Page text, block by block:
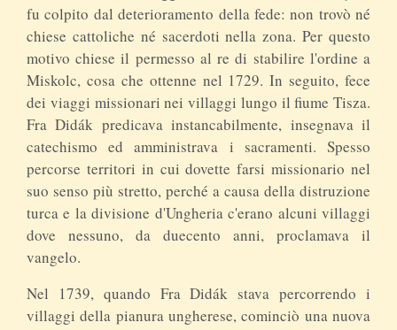
fu colpito dal deterioramento della fede: non trovò né
chiese cattoliche né sacerdoti nella zona. Per questo
motivo chiese il permesso al re di stabilire l'ordine a
Miskolc, cosa che ottenne nel 1729. In seguito, fece
dei viaggi missionari nei villaggi lungo il fiume Tisza.
Fra Didák predicava instancabilmente, insegnava il
catechismo ed amministrava i sacramenti. Spesso
percorse territori in cui dovette farsi missionario nel
suo senso più stretto, perché a causa della distruzione
turca e la divisione d'Ungheria c'erano alcuni villaggi
dove nessuno, da duecento anni, proclamava il
vangelo.
Nel 1739, quando Fra Didák stava percorrendo i
villaggi della pianura ungherese, cominciò una nuova